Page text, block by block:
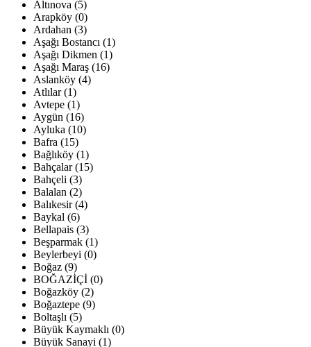
Altınova (5)
Arapköy (0)
Ardahan (3)
Aşağı Bostancı (1)
Aşağı Dikmen (1)
Aşağı Maraş (16)
Aslanköy (4)
Atlılar (1)
Avtepe (1)
Aygün (16)
Ayluka (10)
Bafra (15)
Bağlıköy (1)
Bahçalar (15)
Bahçeli (3)
Balalan (2)
Balıkesir (4)
Baykal (6)
Bellapais (3)
Beşparmak (1)
Beylerbeyi (0)
Boğaz (9)
BOĞAZİÇİ (0)
Boğazköy (2)
Boğaztepe (9)
Boltaşlı (5)
Büyük Kaymaklı (0)
Büyük Sanayi (1)